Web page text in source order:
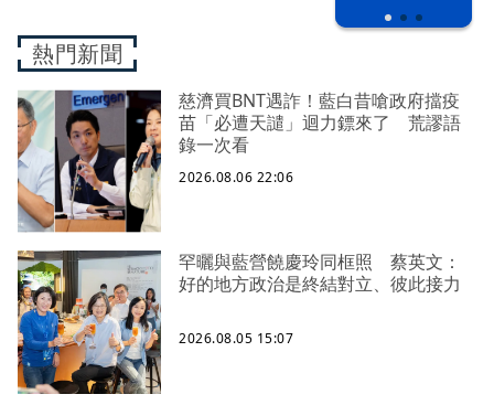
熱門新聞
慈濟買BNT遇詐！藍白昔嗆政府擋疫
苗「必遭天譴」迴力鏢來了 荒謬語
錄一次看
2026.08.06 22:06
罕曬與藍營饒慶玲同框照 蔡英文：
好的地方政治是終結對立、彼此接力
2026.08.05 15:07